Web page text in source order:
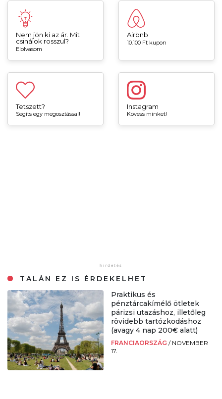
Nem jön ki az ár. Mit
csinálok rosszul?
Elolvasom
Airbnb
10.100 Ft kupon
Tetszett?
Segíts egy megosztással!
Instagram
Kövess minket!
TALÁN EZ IS ÉRDEKELHET
Praktikus és
pénztárcakímélő ötletek
párizsi utazáshoz, illetőleg
rövidebb tartózkodáshoz
(avagy 4 nap 200€ alatt)
FRANCIAORSZÁG / NOVEMBER
17.